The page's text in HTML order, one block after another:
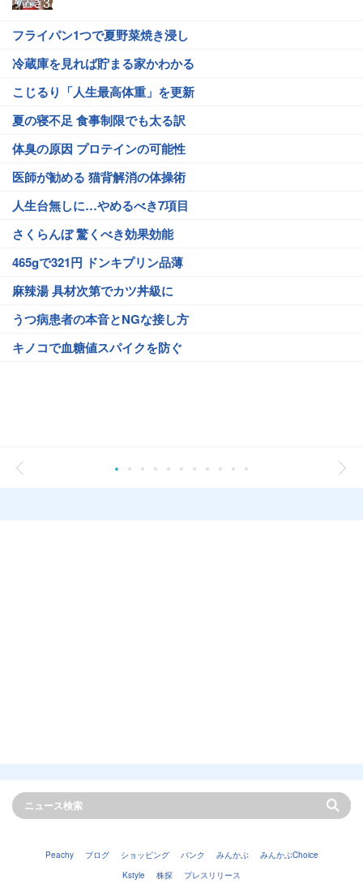
フライパン1つで夏野菜焼き浸し
冷蔵庫を見れば貯まる家かわかる
こじるり「人生最高体重」を更新
夏の寝不足 食事制限でも太る訳
体臭の原因 プロテインの可能性
医師が勧める 猫背解消の体操術
人生台無しに…やめるべき7項目
さくらんぼ 驚くべき効果効能
465gで321円 ドンキプリン品薄
麻辣湯 具材次第でカツ丼級に
うつ病患者の本音とNGな接し方
キノコで血糖値スパイクを防ぐ
Peachy ブログ ショッピング バンク みんかぶ
みんかぶChoice
Kstyle
株探 プレスリリース